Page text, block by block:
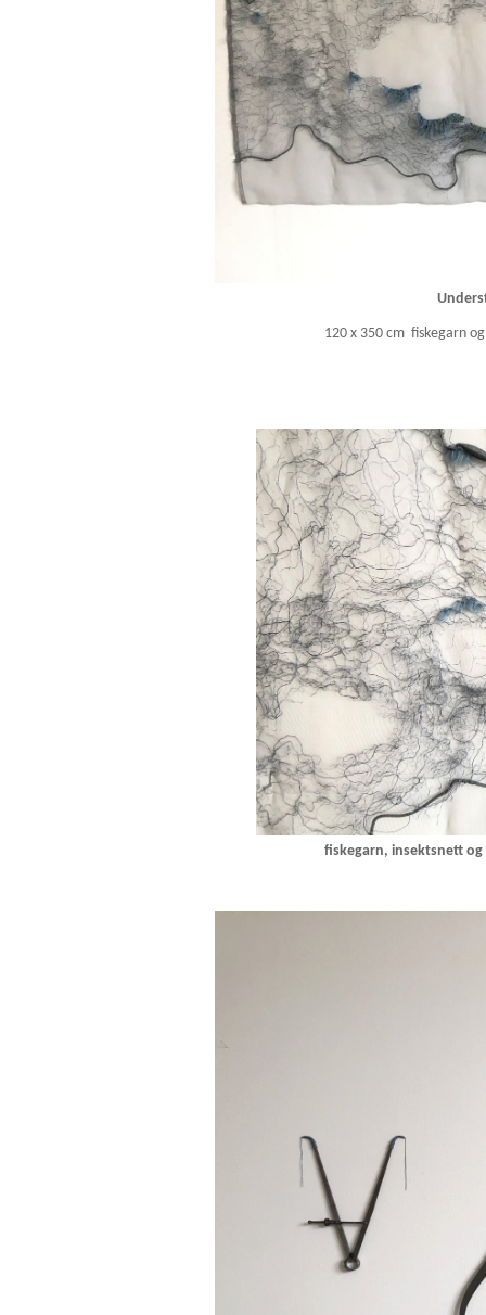
120 x 350 cm fiskegarn
fiskegarn, insektsnett